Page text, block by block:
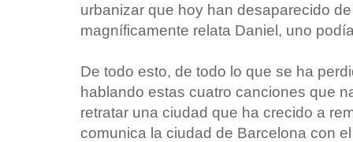
urbanizar que hoy han desaparecido
magníficamente relata Daniel, uno
De todo esto, de todo lo que se ha
hablando estas cuatro canciones que
retratar una ciudad que ha crecido a
comunica la ciudad de Barcelona con